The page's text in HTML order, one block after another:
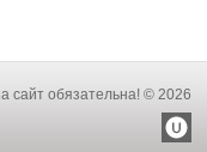
сайт обязательна! © 2026